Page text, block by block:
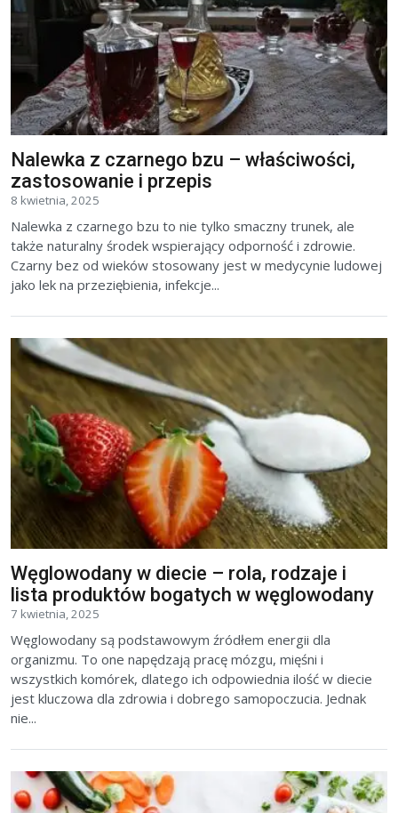
Nalewka z czarnego bzu – właściwości,
zastosowanie i przepis
8 kwietnia, 2025
Nalewka z czarnego bzu to nie tylko smaczny trunek, ale
także naturalny środek wspierający odporność i zdrowie.
Czarny bez od wieków stosowany jest w medycynie ludowej
jako lek na przeziębienia, infekcje...
Węglowodany w diecie – rola, rodzaje i
lista produktów bogatych w węglowodany
7 kwietnia, 2025
Węglowodany są podstawowym źródłem energii dla
organizmu. To one napędzają pracę mózgu, mięśni i
wszystkich komórek, dlatego ich odpowiednia ilość w diecie
jest kluczowa dla zdrowia i dobrego samopoczucia. Jednak
nie...